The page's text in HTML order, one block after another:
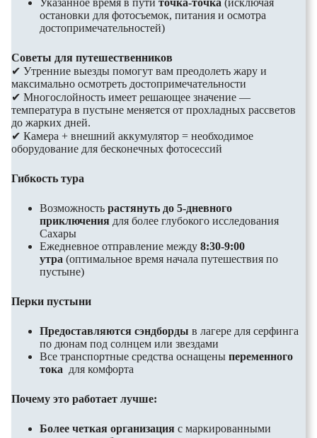
Указанное время в пути точка-точка (исключая
остановки для фотосъемок, питания и осмотра
достопримечательностей)
Советы для путешественников
✔ Утренние выезды помогут вам преодолеть жару и
максимально осмотреть достопримечательности
✔ Многослойность имеет решающее значение —
температура в пустыне меняется от прохладных рассветов
до жарких дней.
✔ Камера + внешний аккумулятор = необходимое
оборудование для бесконечных фотосессий
Гибкость тура
Возможность растянуть до 5-дневного
приключения для более глубокого исследования
Сахары
Ежедневное отправление между 8:30-9:00
утра (оптимальное время начала путешествия по
пустыне)
Перки пустыни
Предоставляются сэндборды в лагере для серфинга
по дюнам под солнцем или звездами
Все транспортные средства оснащены переменного
тока для комфорта
Почему это работает лучше:
Более четкая организация с маркированными